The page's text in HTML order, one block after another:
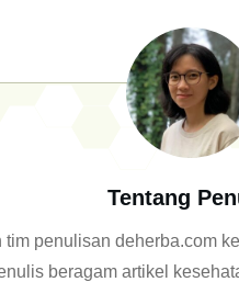
Tentang
tim penulisan deherba.com
beragam artikel